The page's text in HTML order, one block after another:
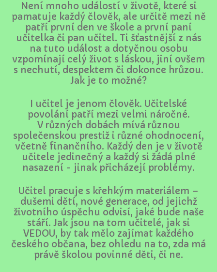
Není mnoho událostí v životě, které si
pamatuje každý člověk, ale určitě mezi ně
patří první den ve škole a první paní
učitelka či pan učitel. Ti šťastnější z nás
na tuto událost a dotyčnou osobu
vzpomínají celý život s láskou, jiní ovšem
s nechutí, despektem či dokonce hrůzou.
Jak je to možné?
I učitel je jenom člověk. Učitelské
povolání patří mezi velmi náročné.
V různých dobách mívá různou
společenskou prestiž i různé ohodnocení,
včetně finančního. Každý den je v životě
učitele jedinečný a každý si žádá plné
nasazení - jinak přicházejí problémy.
Učitel pracuje s křehkým materiálem –
dušemi dětí, nové generace, od jejichž
životního úspěchu odvisí, jaké bude naše
stáří. Jak jsou na tom učitelé, jak si
VEDOU, by tak mělo zajímat každého
českého občana, bez ohledu na to, zda má
právě školou povinné děti, či ne.